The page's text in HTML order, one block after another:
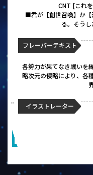
CNT [これ
■君が【創世召喚】か【
る。そうし
フレーバーテキスト
各勢力が果てなき戦いを
略次元の侵略により、各
イラストレーター